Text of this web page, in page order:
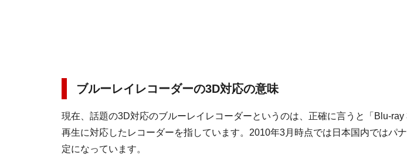
ブルーレイレコーダーの3D対応の意味
現在、話題の3D対応のブルーレイレコーダーというのは、正確に言うと「Blu-
再生に対応したレコーダーを指しています。2010年3月時点では日本国内ではパ
定になっています。